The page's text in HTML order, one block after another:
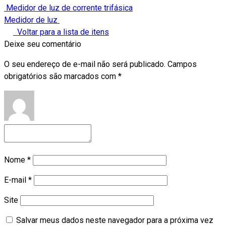
Medidor de luz de corrente trifásica
Medidor de luz
Voltar para a lista de itens
Deixe seu comentário
O seu endereço de e-mail não será publicado. Campos
obrigatórios são marcados com *
Nome *
E-mail *
Site
Salvar meus dados neste navegador para a próxima vez